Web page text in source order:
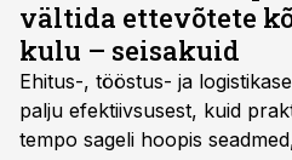
vältida ettevõtete
kulu – seisakuid
Ehitus-, tööstus- ja
palju efektiivsusest, kuid
tempo sageli hoopis